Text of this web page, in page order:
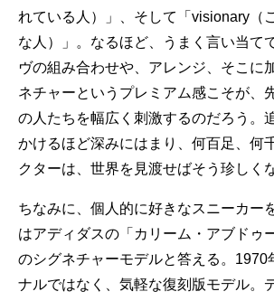
れている人）」、そして「visionary（
な人）」。なるほど、うまく言い当て
ヴの組み合わせや、アレンジ、そこに
ネチャーというプレミアム感こそが、
の人たちを幅広く刺激するのだろう。
かけるほど深みにはまり、何百足、何
クターは、世界を見渡せばそう珍しく
ちなみに、個人的に好きなスニーカー
はアディダスの「カリーム・アブドゥ
のシグネチャーモデルと答える。1970
ナルではなく、気軽な復刻版モデル。